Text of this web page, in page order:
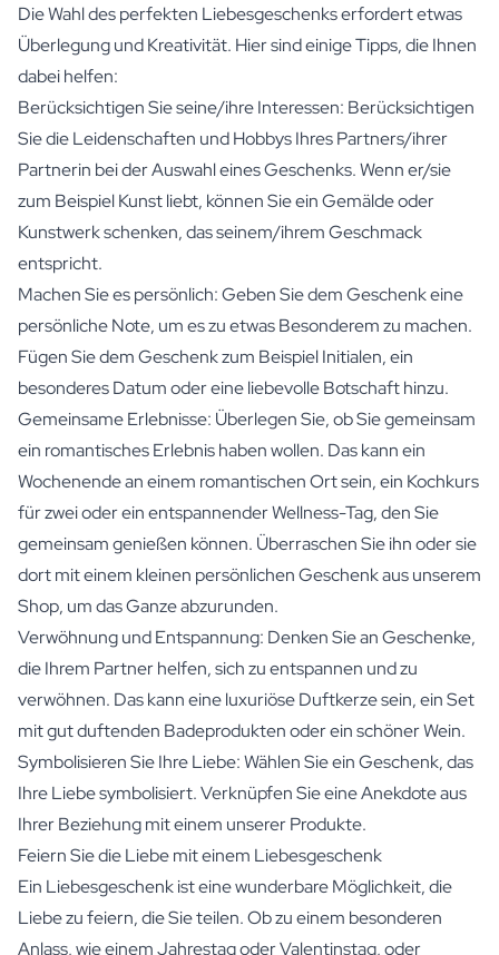
Die Wahl des perfekten Liebesgeschenks erfordert etwas
Überlegung und Kreativität. Hier sind einige Tipps, die Ihnen
dabei helfen:
Berücksichtigen Sie seine/ihre Interessen: Berücksichtigen
Sie die Leidenschaften und Hobbys Ihres Partners/ihrer
Partnerin bei der Auswahl eines Geschenks. Wenn er/sie
zum Beispiel Kunst liebt, können Sie ein Gemälde oder
Kunstwerk schenken, das seinem/ihrem Geschmack
entspricht.
Machen Sie es persönlich: Geben Sie dem Geschenk eine
persönliche Note, um es zu etwas Besonderem zu machen.
Fügen Sie dem Geschenk zum Beispiel Initialen, ein
besonderes Datum oder eine liebevolle Botschaft hinzu.
Gemeinsame Erlebnisse: Überlegen Sie, ob Sie gemeinsam
ein romantisches Erlebnis haben wollen. Das kann ein
Wochenende an einem romantischen Ort sein, ein Kochkurs
für zwei oder ein entspannender Wellness-Tag, den Sie
gemeinsam genießen können. Überraschen Sie ihn oder sie
dort mit einem kleinen persönlichen Geschenk aus unserem
Shop, um das Ganze abzurunden.
Verwöhnung und Entspannung: Denken Sie an Geschenke,
die Ihrem Partner helfen, sich zu entspannen und zu
verwöhnen. Das kann eine luxuriöse Duftkerze sein, ein Set
mit gut duftenden Badeprodukten oder ein schöner Wein.
Symbolisieren Sie Ihre Liebe: Wählen Sie ein Geschenk, das
Ihre Liebe symbolisiert. Verknüpfen Sie eine Anekdote aus
Ihrer Beziehung mit einem unserer Produkte.
Feiern Sie die Liebe mit einem Liebesgeschenk
Ein Liebesgeschenk ist eine wunderbare Möglichkeit, die
Liebe zu feiern, die Sie teilen. Ob zu einem besonderen
Anlass, wie einem Jahrestag oder Valentinstag, oder